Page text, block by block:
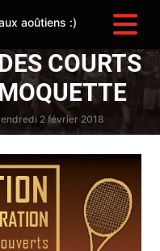
aoûtiens :)
COURTS
2 février 2018